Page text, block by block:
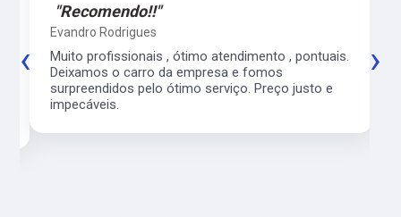
"Recomendo!!"
Evandro Rodrigues
Muito profissionais , ótimo atendimento , pontuais.
Deixamos o carro da empresa e fomos
surpreendidos pelo ótimo serviço. Preço justo e
impecáveis.
‹ ›